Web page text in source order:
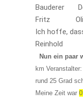
Bauderer
Fritz
Ich hoffe,
Reinhold
Nun ein paar
km Veranstalter:
rund 25 Grad
Meine Zeit war